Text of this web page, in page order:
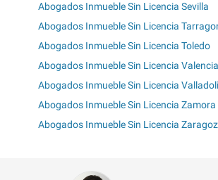
Abogados Inmueble Sin Licencia Sevilla
Abogados Inmueble Sin Licencia
Abogados Inmueble Sin Licencia Toledo
Abogados Inmueble Sin Licencia Valencia
Abogados Inmueble Sin Licencia
Abogados Inmueble Sin Licencia Zamora
Abogados Inmueble Sin Licencia